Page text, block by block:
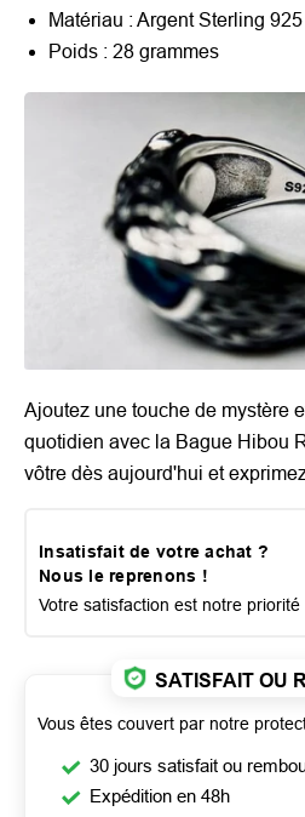
Matériau : Argent Sterling 925
Poids : 28 grammes
Ajoutez une touche de mystère
quotidien avec la Bague Hibou
vôtre dès aujourd'hui et
Insatisfait de votre achat ?
Nous le reprenons !
Votre satisfaction est notre priorité
SATISFAIT OU
Vous êtes couvert par notre
30 jours satisfait ou
Expédition en 48h